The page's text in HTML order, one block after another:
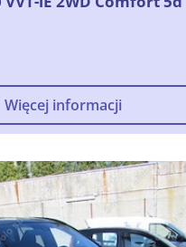
Więcej informacji